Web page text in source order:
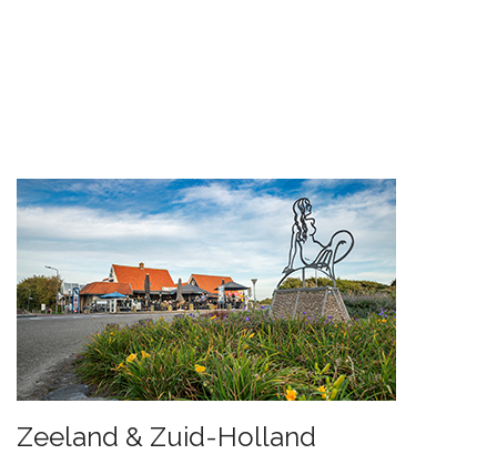
Zeeland & Zuid-Holland